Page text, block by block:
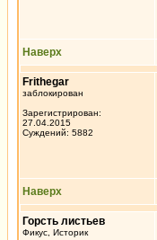
Наверх
Frithegar
заблокирован
Зарегистрирован:
27.04.2015
Суждений: 5882
Наверх
Горсть листьев
Фикус, Историк